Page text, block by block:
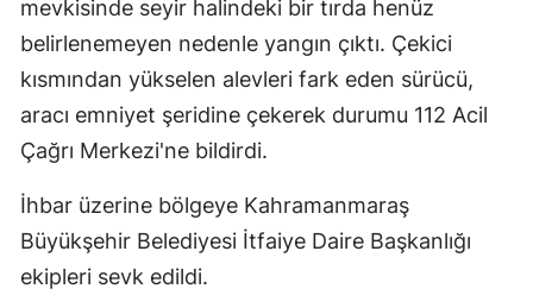
mevkisinde seyir halindeki bir tırda henüz
belirlenemeyen nedenle yangın çıktı. Çekici
kısmından yükselen alevleri fark eden sürücü,
aracı emniyet şeridine çekerek durumu 112 Acil
Çağrı Merkezi'ne bildirdi.
İhbar üzerine bölgeye Kahramanmaraş
Büyükşehir Belediyesi İtfaiye Daire Başkanlığı
ekipleri sevk edildi.